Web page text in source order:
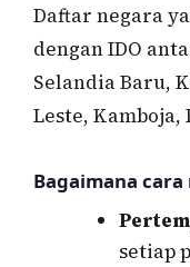
Daftar negara
dengan IDO
Selandia Baru,
Leste, Kamboja,
Bagaimana cara
setiap